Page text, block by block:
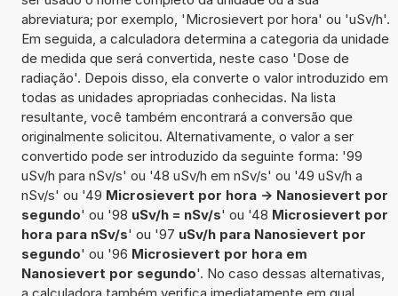
abreviatura; por exemplo, 'Microsievert por hora' ou 'uSv/h'.
Em seguida, a calculadora determina a categoria da unidade
de medida que será convertida, neste caso 'Dose de
radiação'. Depois disso, ela converte o valor introduzido em
todas as unidades apropriadas conhecidas. Na lista
resultante, você também encontrará a conversão que
originalmente solicitou. Alternativamente, o valor a ser
convertido pode ser introduzido da seguinte forma: '99
uSv/h para nSv/s' ou '48 uSv/h em nSv/s' ou '49 uSv/h a
nSv/s' ou '49 Microsievert por hora -> Nanosievert por
segundo' ou '98 uSv/h = nSv/s' ou '48 Microsievert por
hora para nSv/s' ou '97 uSv/h para Nanosievert por
segundo' ou '96 Microsievert por hora em
Nanosievert por segundo'. No caso dessas alternativas,
a calculadora também verifica imediatamente em qual